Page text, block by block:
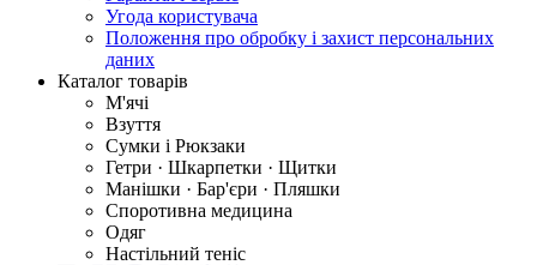
Угода користувача
Положення про обробку і захист персональних
даних
Каталог товарів
М'ячі
Взуття
Сумки і Рюкзаки
Гетри · Шкарпетки · Щитки
Манішки · Бар'єри · Пляшки
Споротивна медицина
Одяг
Настільний теніс